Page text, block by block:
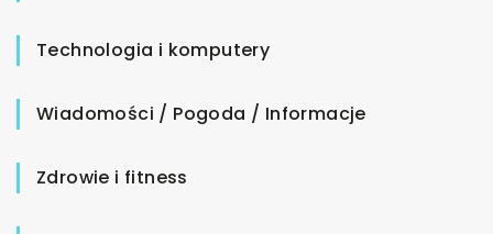
Technologia i komputery
Wiadomości / Pogoda / Informacje
Zdrowie i fitness